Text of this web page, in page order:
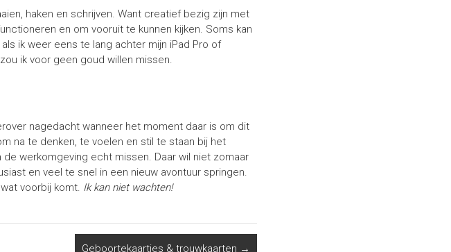
haken en schrijven. Want creatief bezig zijn met
en om vooruit te kunnen kijken. Soms kan
ik weer eens te lang achter mijn iPad Pro of
ik voor geen goud willen missen.
nagedacht wanneer het moment daar is om dit
na te denken, te voelen en stil te staan bij het
de werkomgeving echt missen. Daar wil niet zomaar
en veel te snel in een nieuw avontuur springen.
voorbij komt. Ik kan niet wachten!
Geboortekaartjes & trouwkaarten →